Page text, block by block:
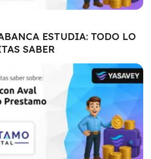
ESTUDIA: TODO LO
SABER